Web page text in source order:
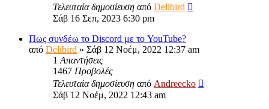
Τελευταία δημοσίευση από Delibird
Σάβ 16 Σεπ, 2023 6:30 pm
Πως συνδέω το Discord με το YouTube?
από Delibird » Σάβ 12 Νοέμ, 2022 12:37 am
1 Απαντήσεις
1467 Προβολές
Τελευταία δημοσίευση από Andreecko
Σάβ 12 Νοέμ, 2022 12:43 am